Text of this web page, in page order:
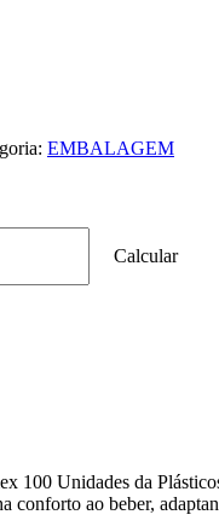
EMBALAGEM
Calcular
100 Unidades da
conforto ao beber,